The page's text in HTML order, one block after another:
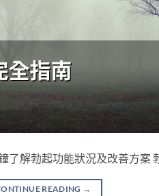
了解勃起功能狀況及改善方案
READING →